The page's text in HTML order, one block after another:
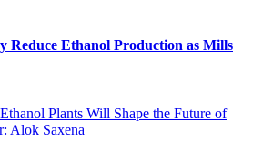
Reduce Ethanol Production as Mills